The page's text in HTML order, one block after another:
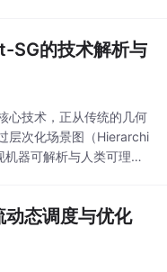
停等协议？4．当某个路
SG的技术解析与
心技术，正从传统的几何
层次化场景图（Hierarchi
器可解析与人类可理解
图尺寸压缩至47.5MB，
态调度与优化